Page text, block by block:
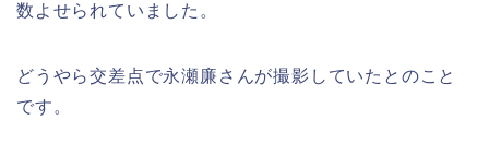
数よせられていました。
どうやら交差点で永瀬廉さんが撮影していたとのこと
です。